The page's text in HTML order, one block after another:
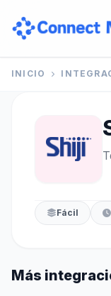
INICIO
Fácil
Más